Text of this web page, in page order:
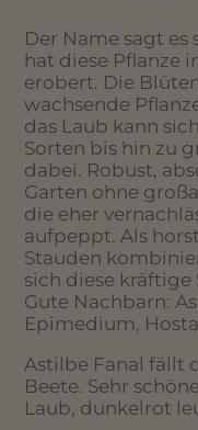
Der Name sagt es
hat diese Pflanze
erobert. Die
wachsende
das Laub kann
Sorten bis hin zu
dabei. Robust,
Garten ohne
die eher
aufpeppt. Als
Stauden
sich diese kräftige
Gute Nachbarn:
Epimedium,
Astilbe Fanal fällt
Beete. Sehr
Laub, dunkelrot